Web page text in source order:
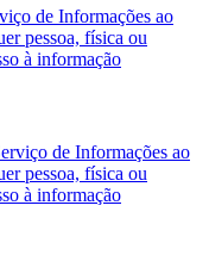
de Informações ao
pessoa, física ou
à informação
de Informações ao
pessoa, física ou
à informação